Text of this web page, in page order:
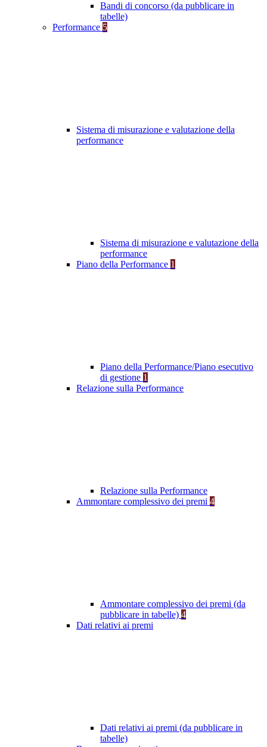
Bandi di concorso (da pubblicare in
tabelle)
Performance 5
Sistema di misurazione e valutazione della
performance
Sistema di misurazione e valutazione della
performance
Piano della Performance 1
Piano della Performance/Piano esecutivo
di gestione 1
Relazione sulla Performance
Relazione sulla Performance
Ammontare complessivo dei premi 4
Ammontare complessivo dei premi (da
pubblicare in tabelle) 4
Dati relativi ai premi
Dati relativi ai premi (da pubblicare in
tabelle)